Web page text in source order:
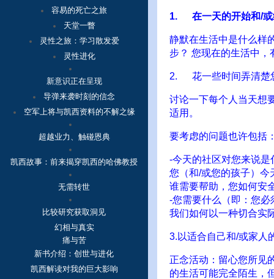
1. 在一天的开始和/或
静默在生活中是什么样
步？ 您现在的生活中，
2. 花一些时间弄清楚
讨论一下每个人当天想
适用。
要考虑的问题也许包括
-今天的社区对您来说是
您（和/或您的孩子）今
谁需要帮助，您如何安
-您需要什么（即：您
我们如何以一种切合实
3.以适合自己和/或家人
正念活动：留心您所见
的生活可能完全陌生，
容易的死亡之旅
天堂一瞥
灵性之旅：学习散发爱
灵性进化
新意识正在呈现
导弹来袭时刻的信念
空军上将与凯西资料的不解之缘
超越业力、触碰恩典
凯西故事： 前来揭穿凯西的哈佛教授
无需转世
比较研究获取洞见
幻相与真实
痛与苦
新书介绍：创世与进化
凯西解读对我的巨大影响